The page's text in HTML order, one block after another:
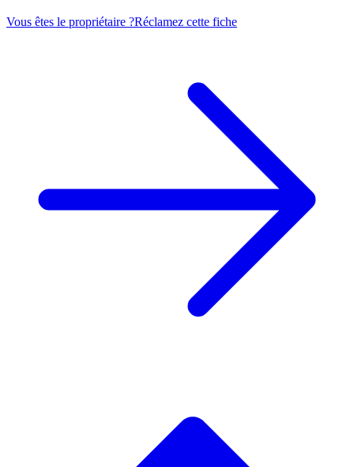
Vous êtes le propriétaire ?Réclamez cette fiche